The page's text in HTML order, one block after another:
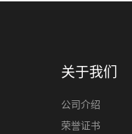
关于我们
公司介绍
荣誉证书